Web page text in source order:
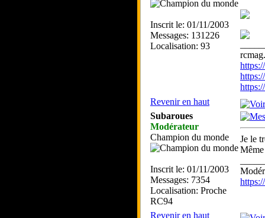
Inscrit le: 01/11/2003
Messages: 131226
Localisation: 93
Revenir en haut
Subaroues
Modérateur
Champion du monde
Inscrit le: 01/11/2003
Messages: 7354
Localisation: Proche
RC94
Je le
Revenir en haut